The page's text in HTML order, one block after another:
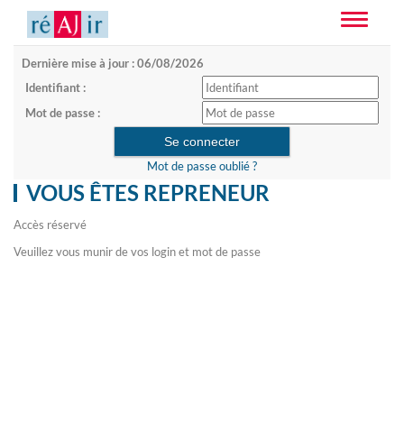
Toggle
Dernière mise à jour : 06/08/2026
Identifiant :
Mot de passe :
Mot de passe oublié ?
VOUS ÊTES REPRENEUR
Accès réservé
Veuillez vous munir de vos login et mot de passe